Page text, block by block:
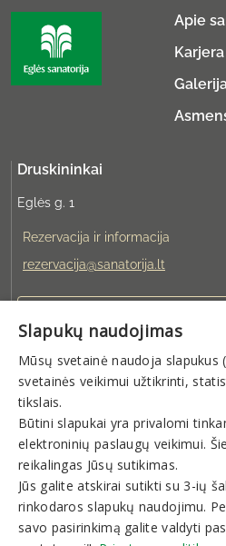
Apie
Karjera
Druskininkai
Eglės g. 1
Rezervacija ir informacija
rezervacija@sanatorija.lt
Galite rezervuoti:
I-V 8:00-19:00
Naujienlaiškis
Slapukų naudojimas
Mūsų svetainė naudoja slapukus
svetainės veikimui užtikrinti,
tikslais.
Būtini slapukai yra privalomi
elektroninių paslaugų veikimui.
reikalingas Jūsų sutikimas.
Jūs galite atskirai sutikti su 3-ių
rinkodaros slapukų naudojimu.
savo pasirinkimą galite valdyti